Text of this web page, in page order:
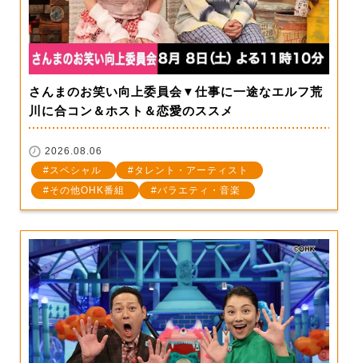
さんまのお笑い向上委員会▼仕事に一途なエルフ荒
川に合コン＆ホスト＆恋愛のススメ
2026.08.06
スペシャル
タレント・アーティスト
その他OHK番組
バラエティ・音楽